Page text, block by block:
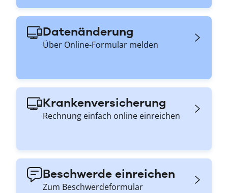
Datenänderung
Über Online-Formular melden
Krankenversicherung
Rechnung einfach online einreichen
Beschwerde einreichen
Zum Beschwerdeformular